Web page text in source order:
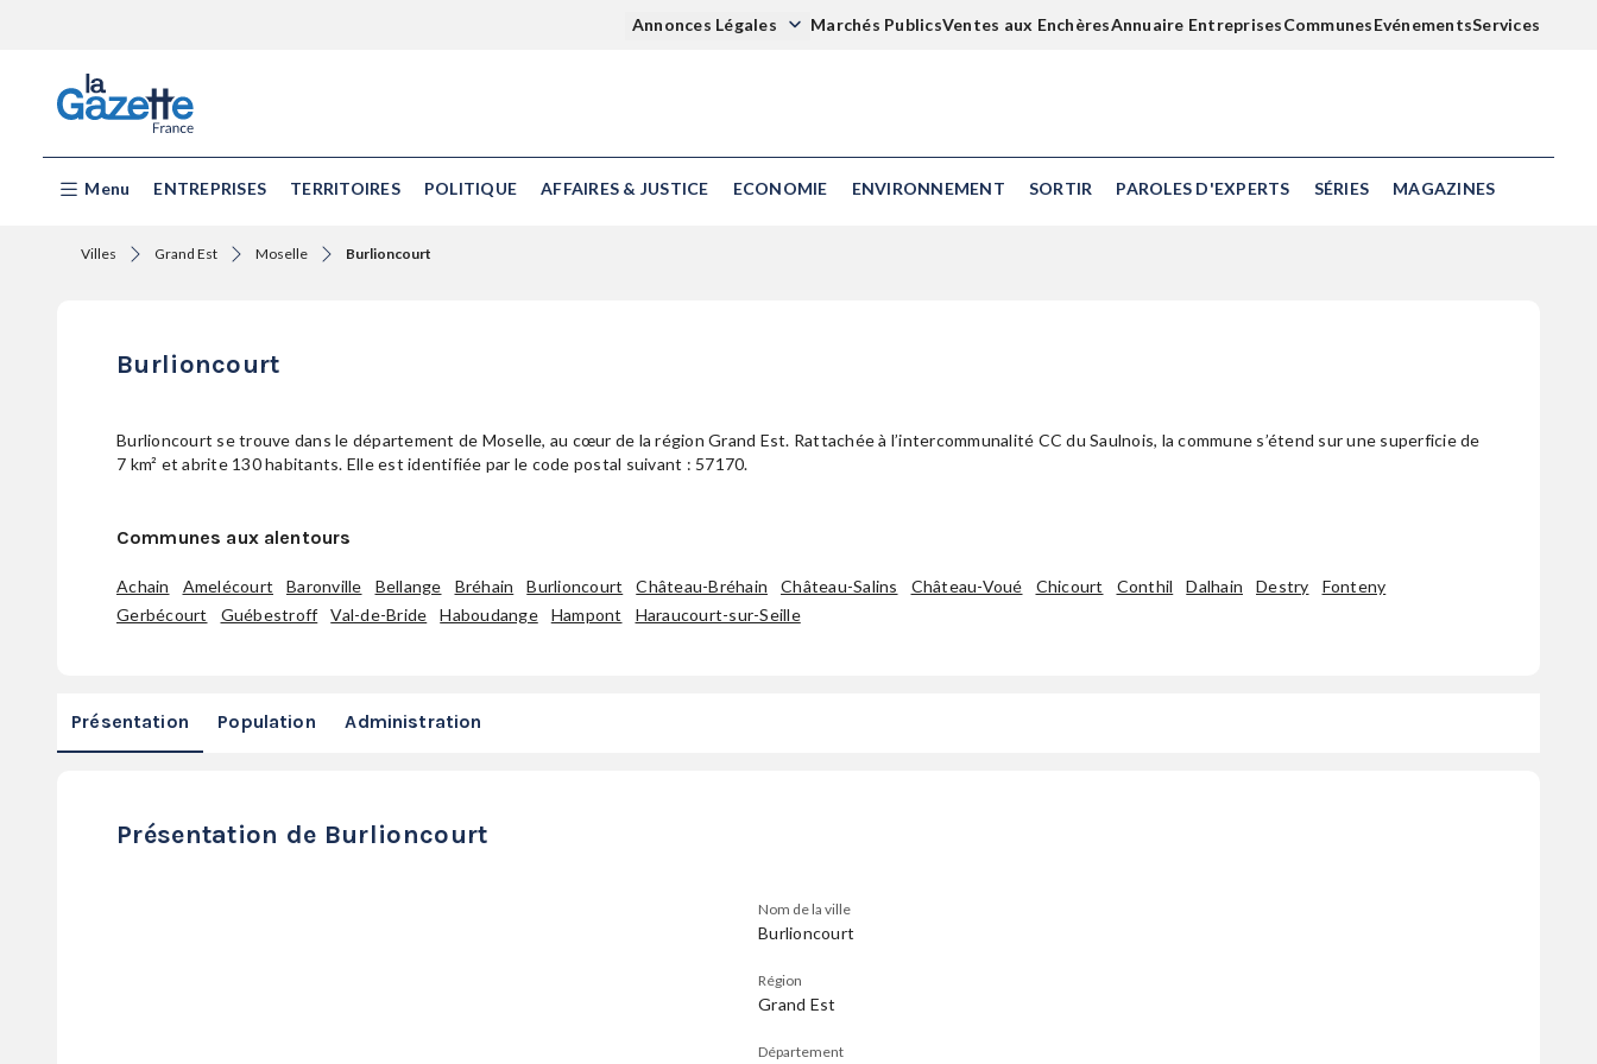
Annonces Légales Marchés PublicsVentes aux EnchèresAnnuaire EntreprisesCommunesEvénementsServices
Menu ENTREPRISES TERRITOIRES POLITIQUE AFFAIRES & JUSTICE ECONOMIE ENVIRONNEMENT SORTIR PAROLES D'EXPERTS SÉRIES MAGAZINES
Villes Grand Est Moselle Burlioncourt
Burlioncourt
Burlioncourt se trouve dans le département de Moselle, au cœur de la région Grand Est. Rattachée à l’intercommunalité CC du Saulnois, la commune s’étend sur une superficie de
7 km² et abrite 130 habitants. Elle est identifiée par le code postal suivant : 57170.
Communes aux alentours
Achain Amelécourt Baronville Bellange Bréhain Burlioncourt Château-Bréhain Château-Salins Château-Voué Chicourt Conthil Dalhain Destry
Fonteny
Gerbécourt
Guébestroff Val-de-Bride Haboudange Hampont Haraucourt-sur-Seille
Présentation Population Administration
Présentation de Burlioncourt
Nom de la ville
Burlioncourt
Région
Grand Est
Département